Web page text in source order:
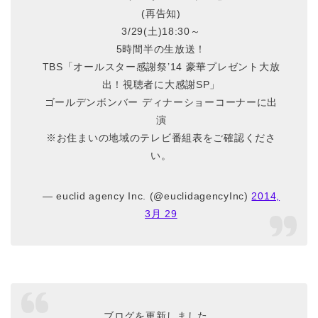
(再告知)
3/29(土)18:30～
5時間半の生放送！
TBS「オールスター感謝祭’14 豪華プレゼント大放
出！視聴者に大感謝SP」
ゴールデンボンバー ディナーショーコーナーに出
演
※お住まいの地域のテレビ番組表をご確認くださ
い。
— euclid agency Inc. (@euclidagencyInc)2014,
3月 29